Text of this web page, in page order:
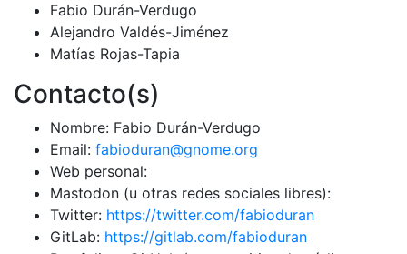
Fabio Durán-Verdugo
Alejandro Valdés-Jiménez
Matías Rojas-Tapia
Contacto(s)
Nombre: Fabio Durán-Verdugo
Email: fabioduran@gnome.org
Web personal:
Mastodon (u otras redes sociales libres):
Twitter: https://twitter.com/fabioduran
GitLab: https://gitlab.com/fabioduran